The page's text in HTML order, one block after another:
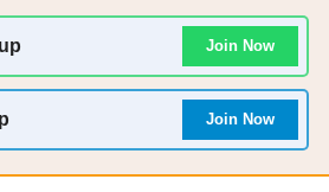
Join Now
Join Now